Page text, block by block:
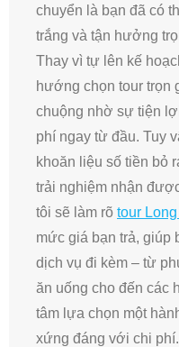
chuyển là bạn đã có
trắng và tận hưởng
Thay vì tự lên kế
hướng chọn tour trọn
chuộng nhờ sự tiện
phí ngay từ đầu. Tuy
khoăn liệu số tiền bỏ
trải nghiệm nhận
tôi sẽ làm rõ tour
mức giá bạn trả, giúp
dịch vụ đi kèm – từ
ăn uống cho đến các
tâm lựa chọn một
xứng đáng với chi phí.